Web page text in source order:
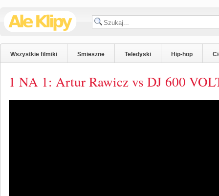
Wszystkie filmiki Smieszne Teledyski Hip-hop
1 NA 1: Artur Rawicz vs DJ 600